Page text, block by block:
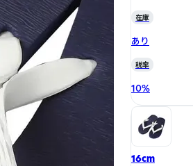
在庫
あり
税率
10%
16cm